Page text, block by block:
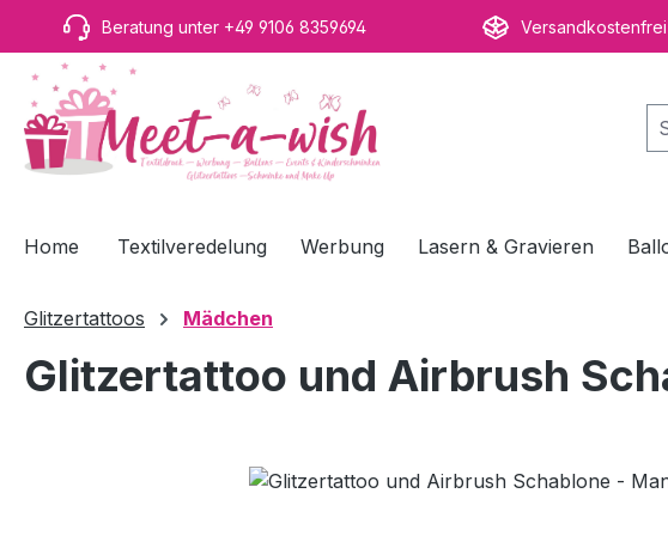
Hauptinhalt springen
Zur Suche springen
Zur Hauptnavigation springen
Beratung unter +49 9106 8359694
Home Textilveredelung Werbung Lasern & Gravieren
Glitzertattoos Mädchen
Glitzertattoo und Airbrush
Bildergalerie überspringen